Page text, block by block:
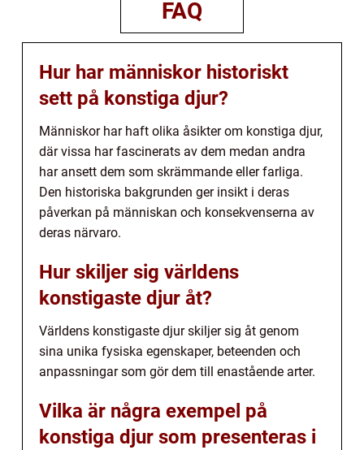
FAQ
Hur har människor historiskt
sett på konstiga djur?
Människor har haft olika åsikter om konstiga djur,
där vissa har fascinerats av dem medan andra
har ansett dem som skrämmande eller farliga.
Den historiska bakgrunden ger insikt i deras
påverkan på människan och konsekvenserna av
deras närvaro.
Hur skiljer sig världens
konstigaste djur åt?
Världens konstigaste djur skiljer sig åt genom
sina unika fysiska egenskaper, beteenden och
anpassningar som gör dem till enastående arter.
Vilka är några exempel på
konstiga djur som presenteras i